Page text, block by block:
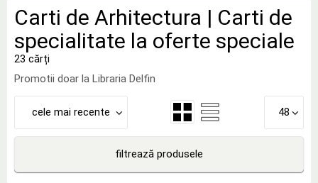
Carti de Arhitectura | Carti de
specialitate la oferte speciale
23 cărți
Promotii doar la Libraria Delfin
cele mai recente 48
filtrează produsele